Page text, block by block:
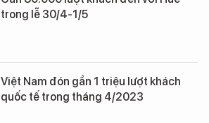
trong lễ 30/4-1/5
Việt Nam đón gần 1 triệu lượt khách
quốc tế trong tháng 4/2023